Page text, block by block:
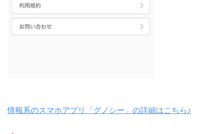
情報系のスマホアプリ「グノシー」の詳細はこちら♪